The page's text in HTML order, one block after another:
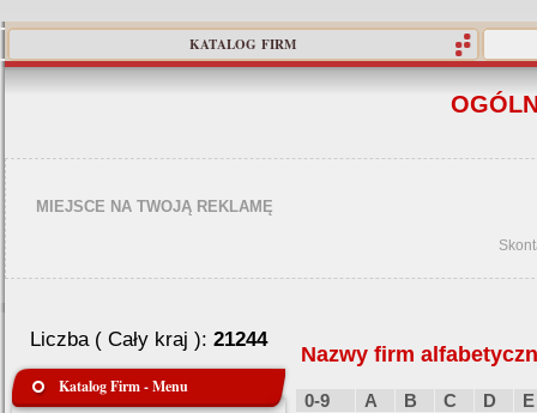
KATALOG FIRM
MIEJSCE NA TWOJĄ REKLAMĘ
Liczba ( Cały kraj ): 21244
Katalog Firm - Menu
Nazwy firm
0-9 A B C D E